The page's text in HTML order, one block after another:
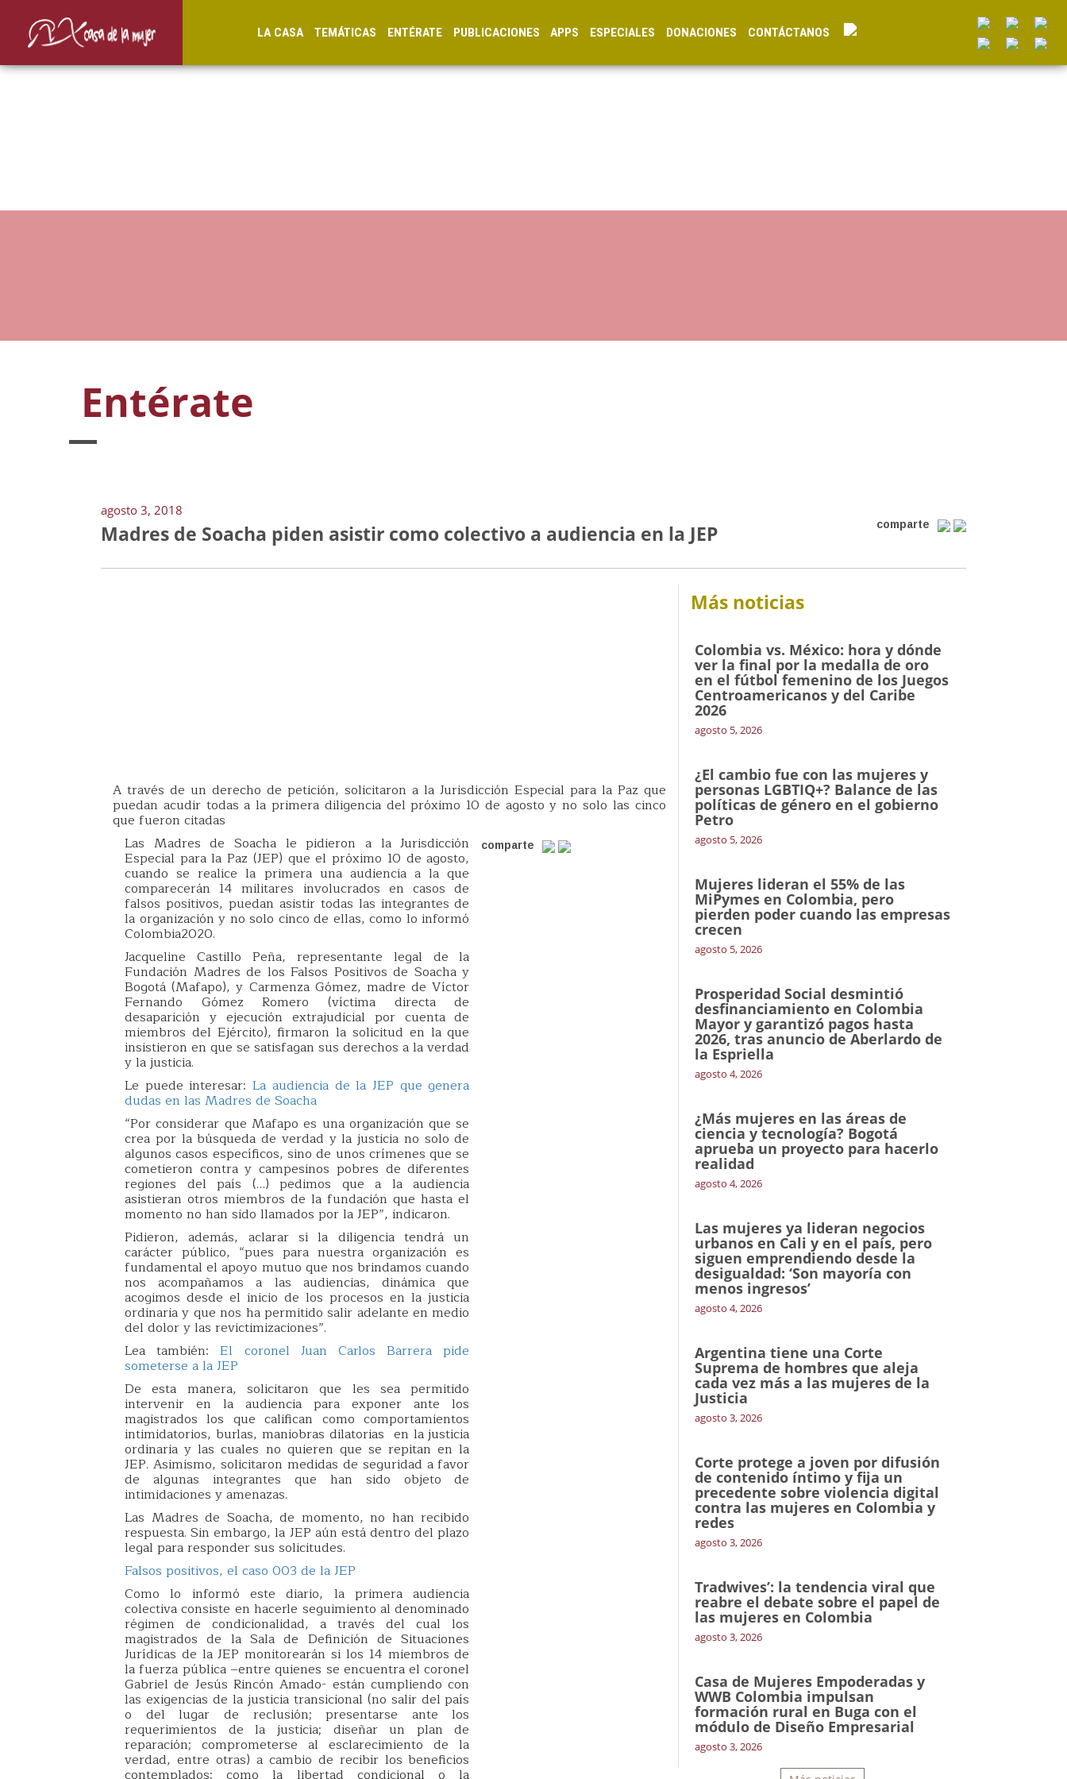
LA CASA TEMÁTICAS ENTÉRATE PUBLICACIONES APPS ESPECIALES DONACIONES CONTÁCTANOS
Entérate
agosto 3, 2018
comparte
Madres de Soacha piden asistir como colectivo a audiencia en la JEP
A través de un derecho de petición, solicitaron a la Jurisdicción Especial para la Paz que
puedan acudir todas a la primera diligencia del próximo 10 de agosto y no solo las cinco
que fueron citadas
Las Madres de Soacha le pidieron a la Jurisdicción
Especial para la Paz (JEP) que el próximo 10 de agosto,
cuando se realice la primera una audiencia a la que
comparecerán 14 militares involucrados en casos de
falsos positivos, puedan asistir todas las integrantes de
la organización y no solo cinco de ellas, como lo informó
Colombia2020.
Jacqueline Castillo Peña, representante legal de la
Fundación Madres de los Falsos Positivos de Soacha y
Bogotá (Mafapo), y Carmenza Gómez, madre de Víctor
Fernando Gómez Romero (víctima directa de
desaparición y ejecución extrajudicial por cuenta de
miembros del Ejército), firmaron la solicitud en la que
insistieron en que se satisfagan sus derechos a la verdad
y la justicia.
Le puede interesar:La audiencia de la JEP que genera
dudas en las Madres de Soacha
“Por considerar que Mafapo es una organización que se
crea por la búsqueda de verdad y la justicia no solo de
algunos casos específicos, sino de unos crímenes que se
cometieron contra y campesinos pobres de diferentes
regiones del país (…) pedimos que a la audiencia
asistieran otros miembros de la fundación que hasta el
momento no han sido llamados por la JEP”, indicaron.
Pidieron, además, aclarar si la diligencia tendrá un
carácter público, “pues para nuestra organización es
fundamental el apoyo mutuo que nos brindamos cuando
nos acompañamos a las audiencias, dinámica que
acogimos desde el inicio de los procesos en la justicia
ordinaria y que nos ha permitido salir adelante en medio
del dolor y las revictimizaciones”.
Lea también:El coronel Juan Carlos Barrera pide
someterse a la JEP
De esta manera, solicitaron que les sea permitido
intervenir en la audiencia para exponer ante los
magistrados los que califican como comportamientos
intimidatorios, burlas, maniobras dilatorias en la justicia
ordinaria y las cuales no quieren que se repitan en la
JEP. Asimismo, solicitaron medidas de seguridad a favor
de algunas integrantes que han sido objeto de
intimidaciones y amenazas.
Las Madres de Soacha, de momento, no han recibido
respuesta. Sin embargo, la JEP aún está dentro del plazo
legal para responder sus solicitudes.
Falsos positivos, el caso 003 de la JEP
Como lo informó este diario, la primera audiencia
colectiva consiste en hacerle seguimiento al denominado
régimen de condicionalidad, a través del cual los
magistrados de la Sala de Definición de Situaciones
Jurídicas de la JEP monitorearán si los 14 miembros de
la fuerza pública –entre quienes se encuentra el coronel
Gabriel de Jesús Rincón Amado- están cumpliendo con
las exigencias de la justicia transicional (no salir del país
o del lugar de reclusión; presentarse ante los
requerimientos de la justicia; diseñar un plan de
reparación; comprometerse al esclarecimiento de la
verdad, entre otras) a cambio de recibir los beneficios
comparte
Más noticias
Colombia vs. México: hora y dónde
ver la final por la medalla de oro
en el fútbol femenino de los Juegos
Centroamericanos y del Caribe
2026
agosto 5, 2026
¿El cambio fue con las mujeres y
personas LGBTIQ+? Balance de las
políticas de género en el gobierno
Petro
agosto 5, 2026
Mujeres lideran el 55% de las
MiPymes en Colombia, pero
pierden poder cuando las empresas
crecen
agosto 5, 2026
Prosperidad Social desmintió
desfinanciamiento en Colombia
Mayor y garantizó pagos hasta
2026, tras anuncio de Aberlardo de
la Espriella
agosto 4, 2026
¿Más mujeres en las áreas de
ciencia y tecnología? Bogotá
aprueba un proyecto para hacerlo
realidad
agosto 4, 2026
Las mujeres ya lideran negocios
urbanos en Cali y en el país, pero
siguen emprendiendo desde la
desigualdad: ‘Son mayoría con
menos ingresos’
agosto 4, 2026
Argentina tiene una Corte
Suprema de hombres que aleja
cada vez más a las mujeres de la
Justicia
agosto 3, 2026
Corte protege a joven por difusión
de contenido íntimo y fija un
precedente sobre violencia digital
contra las mujeres en Colombia y
redes
agosto 3, 2026
Tradwives’: la tendencia viral que
reabre el debate sobre el papel de
las mujeres en Colombia
agosto 3, 2026
Casa de Mujeres Empoderadas y
WWB Colombia impulsan
formación rural en Buga con el
módulo de Diseño Empresarial
agosto 3, 2026